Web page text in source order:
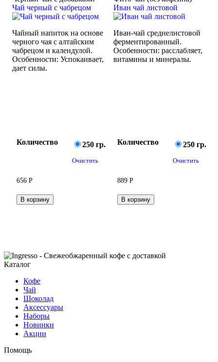
Иван чай листовой
Иван-чай среднелистовой
ферментированный.
Особенности: расслабляет,
витамины и минералы.
Количество 250 гр.
Очистить
889 Р
В корзину
Чай черный с чабрецом
Чайный напиток на основе
черного чая с алтайским
чабрецом и календулой.
Особенности: Успокаивает,
дает силы.
Количество 250 гр.
Очистить
656 Р
В корзину
Каталог
Кофе
Чай
Шоколад
Аксессуары
Наборы
Новинки
Акции
Помощь